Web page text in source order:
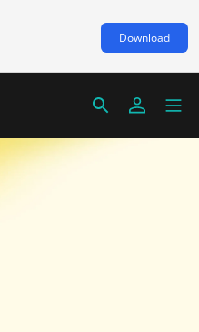
Download